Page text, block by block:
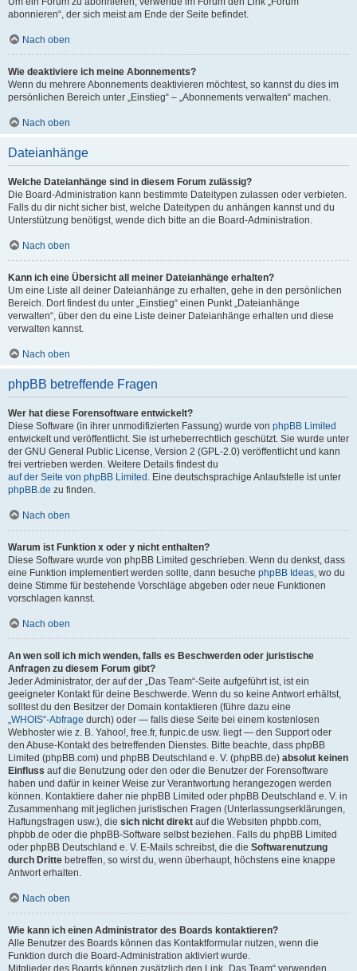
abonnieren“, der sich meist am Ende der Seite befindet.
Nach oben
Wie deaktiviere ich meine Abonnements?
Wenn du mehrere Abonnements deaktivieren möchtest, so kannst du dies im
persönlichen Bereich unter „Einstieg“ – „Abonnements verwalten“ machen.
Nach oben
Dateianhänge
Welche Dateianhänge sind in diesem Forum zulässig?
Die Board-Administration kann bestimmte Dateitypen zulassen oder verbieten.
Falls du dir nicht sicher bist, welche Dateitypen du anhängen kannst und du
Unterstützung benötigst, wende dich bitte an die Board-Administration.
Nach oben
Kann ich eine Übersicht all meiner Dateianhänge erhalten?
Um eine Liste all deiner Dateianhänge zu erhalten, gehe in den persönlichen
Bereich. Dort findest du unter „Einstieg“ einen Punkt „Dateianhänge
verwalten“, über den du eine Liste deiner Dateianhänge erhalten und diese
verwalten kannst.
Nach oben
phpBB betreffende Fragen
Wer hat diese Forensoftware entwickelt?
Diese Software (in ihrer unmodifizierten Fassung) wurde von phpBB Limited
entwickelt und veröffentlicht. Sie ist urheberrechtlich geschützt. Sie wurde unter
der GNU General Public License, Version 2 (GPL-2.0) veröffentlicht und kann
frei vertrieben werden. Weitere Details findest du
auf der Seite von phpBB Limited . Eine deutschsprachige Anlaufstelle ist unter
phpBB.de zu finden.
Nach oben
Warum ist Funktion x oder y nicht enthalten?
Diese Software wurde von phpBB Limited geschrieben. Wenn du denkst, dass
eine Funktion implementiert werden sollte, dann besuche phpBB Ideas, wo du
deine Stimme für bestehende Vorschläge abgeben oder neue Funktionen
vorschlagen kannst.
Nach oben
An wen soll ich mich wenden, falls es Beschwerden oder juristische
Anfragen zu diesem Forum gibt?
Jeder Administrator, der auf der „Das Team“-Seite aufgeführt ist, ist ein
geeigneter Kontakt für deine Beschwerde. Wenn du so keine Antwort erhältst,
solltest du den Besitzer der Domain kontaktieren (führe dazu eine
„WHOIS“-Abfrage durch) oder — falls diese Seite bei einem kostenlosen
Webhoster wie z. B. Yahoo!, free.fr, funpic.de usw. liegt — den Support oder
den Abuse-Kontakt des betreffenden Dienstes. Bitte beachte, dass phpBB
Limited (phpBB.com) und phpBB Deutschland e. V. (phpBB.de) absolut keinen
Einfluss auf die Benutzung oder den oder die Benutzer der Forensoftware
haben und dafür in keiner Weise zur Verantwortung herangezogen werden
können. Kontaktiere daher nie phpBB Limited oder phpBB Deutschland e. V. in
Zusammenhang mit jeglichen juristischen Fragen (Unterlassungserklärungen,
Haftungsfragen usw.), die sich nicht direkt auf die Websiten phpbb.com,
phpbb.de oder die phpBB-Software selbst beziehen. Falls du phpBB Limited
oder phpBB Deutschland e. V. E-Mails schreibst, die die Softwarenutzung
durch Dritte betreffen, so wirst du, wenn überhaupt, höchstens eine knappe
Antwort erhalten.
Nach oben
Wie kann ich einen Administrator des Boards kontaktieren?
Alle Benutzer des Boards können das Kontaktformular nutzen, wenn die
Funktion durch die Board-Administration aktiviert wurde.
Mitglieder des Boards können zusätzlich den Link „Das Team“ verwenden.